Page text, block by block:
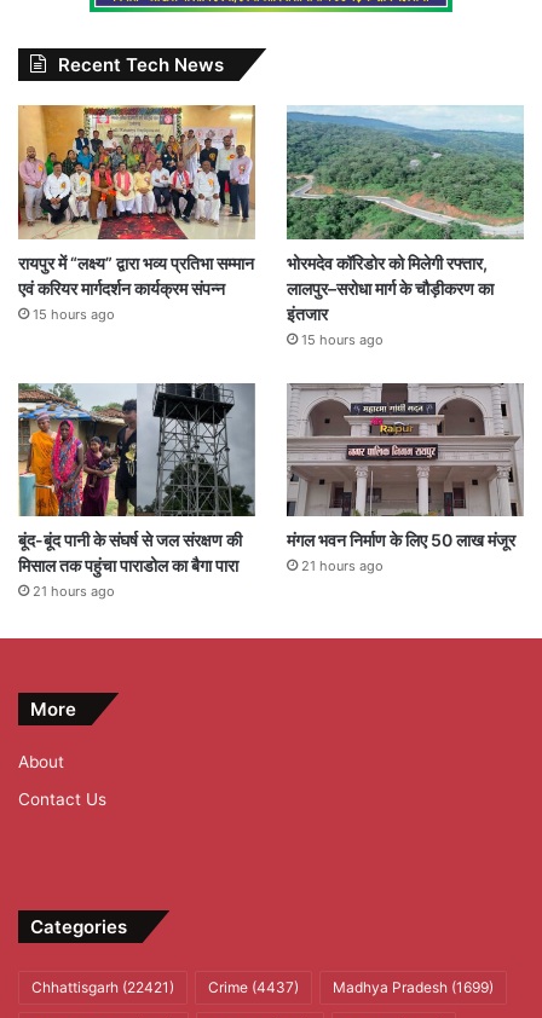
Recent Tech News
रायपुर में “लक्ष्य” द्वारा भव्य प्रतिभा सम्मान
एवं करियर मार्गदर्शन कार्यक्रम संपन्न
15 hours ago
भोरमदेव कॉरिडोर को मिलेगी रफ्तार,
लालपुर–सरोधा मार्ग के चौड़ीकरण का
इंतजार
15 hours ago
बूंद-बूंद पानी के संघर्ष से जल संरक्षण की
मिसाल तक पहुंचा पाराडोल का बैगा पारा
21 hours ago
मंगल भवन निर्माण के लिए 50 लाख मंजूर
21 hours ago
More
About
Contact Us
Categories
Chhattisgarh (22421) Crime (4437) Madhya Pradesh (1699)